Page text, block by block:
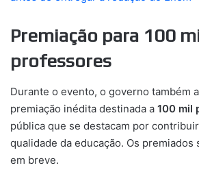
Premiação para 100
professores
Durante o evento, o governo também
premiação inédita destinada a 100 mil
pública que se destacam por
qualidade da educação. Os premiados
em breve.